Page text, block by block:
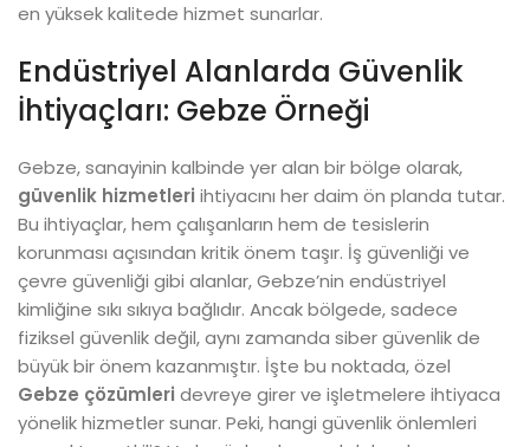
en yüksek kalitede hizmet sunarlar.
Endüstriyel Alanlarda Güvenlik
İhtiyaçları: Gebze Örneği
Gebze, sanayinin kalbinde yer alan bir bölge olarak,
güvenlik hizmetleri ihtiyacını her daim ön planda tutar.
Bu ihtiyaçlar, hem çalışanların hem de tesislerin
korunması açısından kritik önem taşır. İş güvenliği ve
çevre güvenliği gibi alanlar, Gebze’nin endüstriyel
kimliğine sıkı sıkıya bağlıdır. Ancak bölgede, sadece
fiziksel güvenlik değil, aynı zamanda siber güvenlik de
büyük bir önem kazanmıştır. İşte bu noktada, özel
Gebze çözümleri devreye girer ve işletmelere ihtiyaca
yönelik hizmetler sunar. Peki, hangi güvenlik önlemleri